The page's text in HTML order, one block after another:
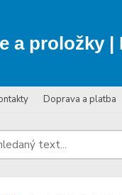
a proložky|
Doprava a platba